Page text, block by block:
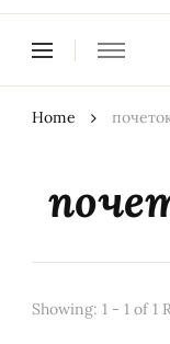
Home
Showing: 1 - 1 of 1